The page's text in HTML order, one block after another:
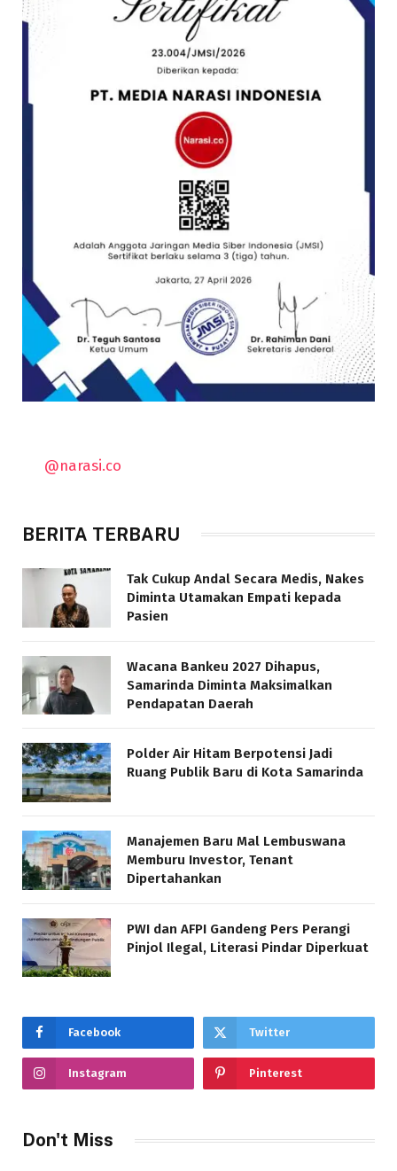
@narasi.co
BERITA TERBARU
Tak Cukup Andal Secara Medis, Nakes
Diminta Utamakan Empati kepada
Pasien
Wacana Bankeu 2027 Dihapus,
Samarinda Diminta Maksimalkan
Pendapatan Daerah
Polder Air Hitam Berpotensi Jadi
Ruang Publik Baru di Kota Samarinda
Manajemen Baru Mal Lembuswana
Memburu Investor, Tenant
Dipertahankan
PWI dan AFPI Gandeng Pers Perangi
Pinjol Ilegal, Literasi Pindar Diperkuat
Facebook Twitter
Instagram Pinterest
Don't Miss